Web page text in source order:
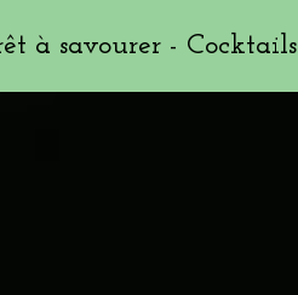
à savourer - Cocktails